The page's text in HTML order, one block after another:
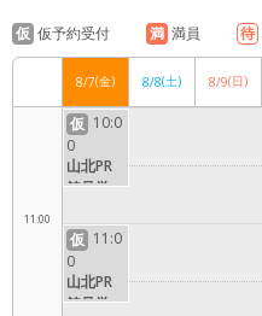
仮 仮予約受付 満 満員 待
8/7(金) 8/8(土) 8/9(日)
10:00
11:00
仮 10:0
0
山北PR
館見学コ
仮 11:0
0
山北PR
館見学コ